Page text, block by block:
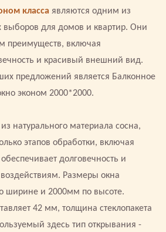
класса являются одним из
выборов для домов и квартир. Они
преимуществ, включая
и красивый внешний вид.
предложений является Балконное
эконом 2000*2000.
натурального материала сосна,
этапов обработки, включая
долговечность и
Размеры окна
ширине и 2000мм по высоте.
42 мм, толщина стеклопакета
здесь тип открывания -